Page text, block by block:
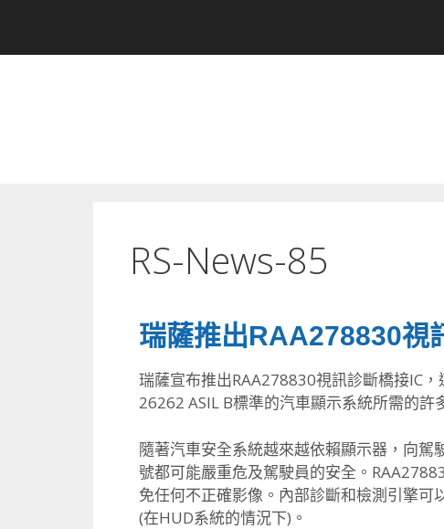
RS-News-85
瑞薩推出RAA278830
瑞薩宣布推出RAA278830視訊診斷橋接IC
26262 ASIL B標準的汽車顯示系統所需的
隨著汽車安全系統越來越依賴顯示器，向
號都可能嚴重危及駕駛員的安全。
免任何不正確影像。內部診斷和檢測引擎
(在HUD系統的情況下)。